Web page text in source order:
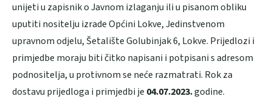
unijeti u zapisnik o Javnom izlaganju ili u pisanom obliku
uputiti nositelju izrade Općini Lokve, Jedinstvenom
upravnom odjelu, Šetalište Golubinjak 6, Lokve. Prijedlozi i
primjedbe moraju biti čitko napisani i potpisani s adresom
podnositelja, u protivnom se neće razmatrati. Rok za
dostavu prijedloga i primjedbi je 04.07.2023.godine.